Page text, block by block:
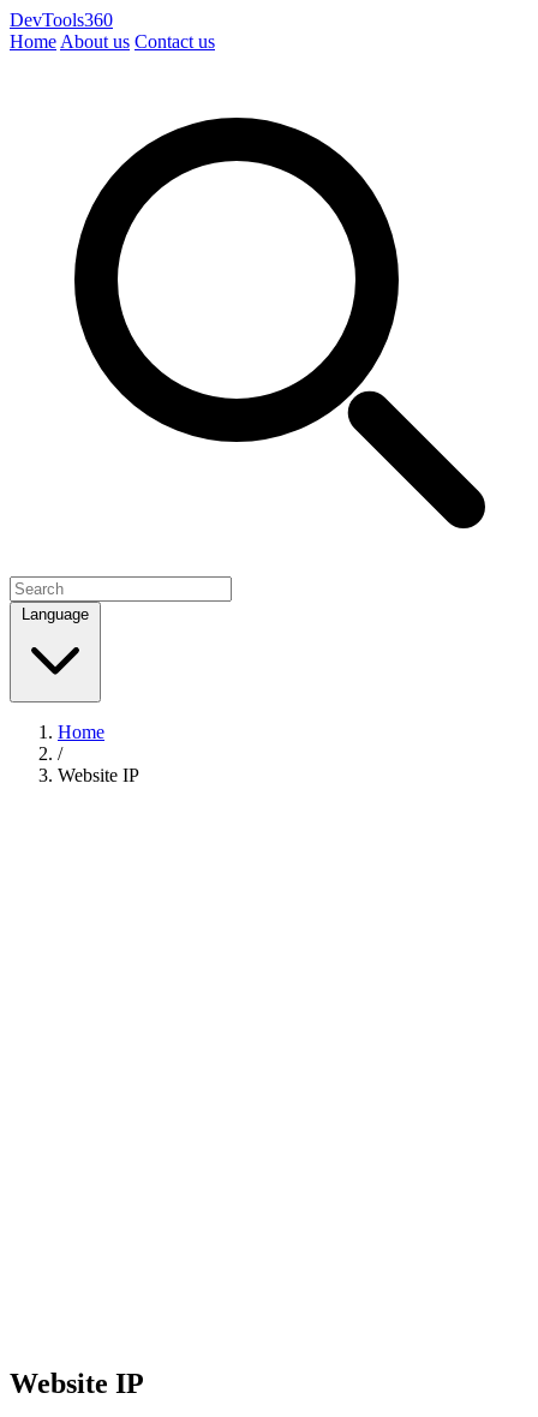
DevTools360
Home About us Contact us
Language
Home
/
Website IP
Website IP